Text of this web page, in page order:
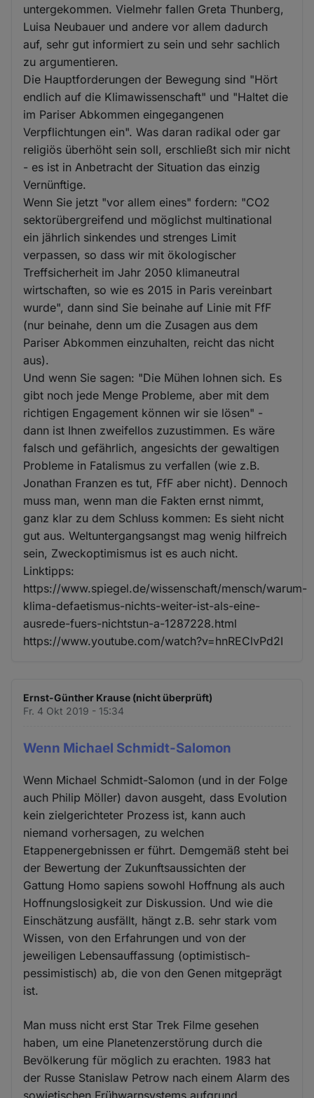
untergekommen. Vielmehr fallen Greta Thunberg,
Luisa Neubauer und andere vor allem dadurch
auf, sehr gut informiert zu sein und sehr sachlich
zu argumentieren.
Die Hauptforderungen der Bewegung sind "Hört
endlich auf die Klimawissenschaft" und "Haltet die
im Pariser Abkommen eingegangenen
Verpflichtungen ein". Was daran radikal oder gar
religiös überhöht sein soll, erschließt sich mir nicht
- es ist in Anbetracht der Situation das einzig
Vernünftige.
Wenn Sie jetzt "vor allem eines" fordern: "CO2
sektorübergreifend und möglichst multinational
ein jährlich sinkendes und strenges Limit
verpassen, so dass wir mit ökologischer
Treffsicherheit im Jahr 2050 klimaneutral
wirtschaften, so wie es 2015 in Paris vereinbart
wurde", dann sind Sie beinahe auf Linie mit FfF
(nur beinahe, denn um die Zusagen aus dem
Pariser Abkommen einzuhalten, reicht das nicht
aus).
Und wenn Sie sagen: "Die Mühen lohnen sich. Es
gibt noch jede Menge Probleme, aber mit dem
richtigen Engagement können wir sie lösen" -
dann ist Ihnen zweifellos zuzustimmen. Es wäre
falsch und gefährlich, angesichts der gewaltigen
Probleme in Fatalismus zu verfallen (wie z.B.
Jonathan Franzen es tut, FfF aber nicht). Dennoch
muss man, wenn man die Fakten ernst nimmt,
ganz klar zu dem Schluss kommen: Es sieht nicht
gut aus. Weltuntergangsangst mag wenig hilfreich
sein, Zweckoptimismus ist es auch nicht.
Linktipps:
https://www.spiegel.de/wissenschaft/mensch/warum-
klima-defaetismus-nichts-weiter-ist-als-eine-
ausrede-fuers-nichtstun-a-1287228.html
https://www.youtube.com/watch?v=hnREClvPd2I
Ernst-Günther Krause (nicht überprüft)
Fr. 4 Okt 2019 - 15:34
Wenn Michael Schmidt-Salomon
Wenn Michael Schmidt-Salomon (und in der Folge
auch Philip Möller) davon ausgeht, dass Evolution
kein zielgerichteter Prozess ist, kann auch
niemand vorhersagen, zu welchen
Etappenergebnissen er führt. Demgemäß steht bei
der Bewertung der Zukunftsaussichten der
Gattung Homo sapiens sowohl Hoffnung als auch
Hoffnungslosigkeit zur Diskussion. Und wie die
Einschätzung ausfällt, hängt z.B. sehr stark vom
Wissen, von den Erfahrungen und von der
jeweiligen Lebensauffassung (optimistisch-
pessimistisch) ab, die von den Genen mitgeprägt
ist.
Man muss nicht erst Star Trek Filme gesehen
haben, um eine Planetenzerstörung durch die
Bevölkerung für möglich zu erachten. 1983 hat
der Russe Stanislaw Petrow nach einem Alarm des
sowjetischen Frühwarnsystems aufgrund